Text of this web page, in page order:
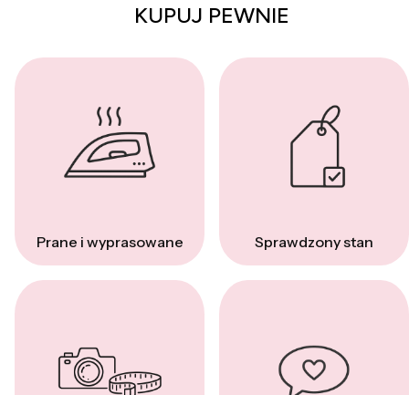
KUPUJ PEWNIE
Prane i wyprasowane Sprawdzony stan